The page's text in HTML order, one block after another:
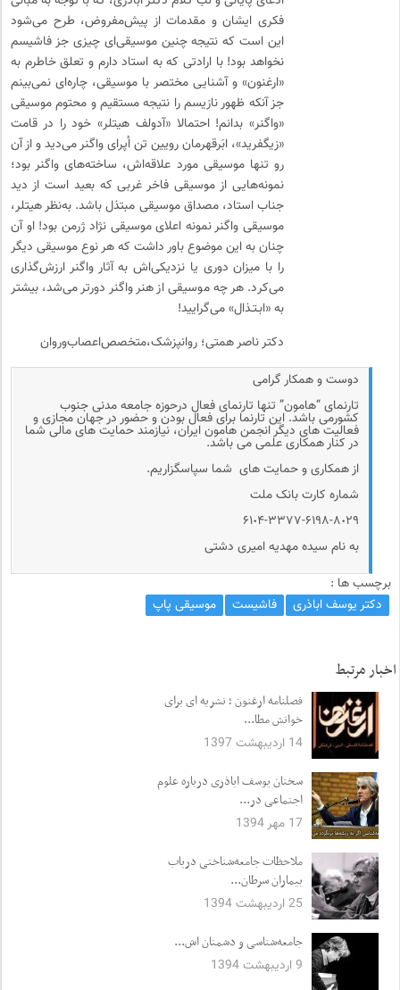
فکری ایشان و مقدمات از پیش‌مفروض، طرح می‌شود
این است که نتیجه چنین موسیقی‌ای چیزی جز فاشیسم
نخواهد بود! با ارادتی که به استاد دارم و تعلق خاطرم به
«ارغنون» و آشنایی مختصر با موسیقی، چاره‌ای نمی‌بینم
جز آنکه ظهور نازیسم را نتیجه مستقیم و محتوم موسیقی
«واگنر» بدانم! احتمالا «آدولف هیتلر» خود را در قامت
«زیگفرید»، ابَر‌قهرمان رویین تن اُپرای واگنر می‌دید و از آن
رو تنها موسیقی مورد علاقه‌اش، ساخته‌های واگنر بود؛
نمونه‌هایی از موسیقی فاخر غربی که بعید است از دید
جناب استاد، مصداق موسیقی مبتذل باشد. به‌نظر هیتلر،
موسیقی واگنر نمونه اعلای موسیقی نژاد ژرمن بود! او آن
چنان به این موضوع باور داشت که هر نوع موسیقی دیگر
را با میزان دوری یا نزدیکی‌اش به آثار واگنر ارزش‌گذاری
می‌کرد. هر چه موسیقی از هنر واگنر دورتر می‌شد، بیشتر
به «ابـتـذال» می‌گرایید!
دکتر ناصر همتی؛ روانپزشک،متخصص‌اعصاب‌و‌روان
دوست و همکار گرامی
تارنمای “هامون” تنها تارنمای فعال درحوزه جامعه مدنی جنوب
کشورمی باشد. این تارنما برای فعال بودن و حضور در جهان مجازی و
فعالیت های دیگر انجمن هامون ایران، نیازمند حمایت های مالی شما
در کنار همکاری علمی می باشد.
از همکاری و حمایت های شما سپاسگزاریم.
شماره کارت بانک ملت
۶۱٠۴-۳۳۷۷-۶۱۹۸-۸٠۲۹
به نام سیده مهدیه امیری دشتی
برچسب ها :
دکتر یوسف اباذری
فاشیست موسیقی پاپ
اخبار مرتبط
فصلنامه ارغنون ؛ نشریه ای برای
خوانش مطا...
14 اردیبهشت 1397
سخنان یوسف اباذری درباره علوم
اجتماعی در...
17 مهر 1394
ملاحظات جامعه‌شناختی درباب
بیماران سرطان...
25 اردیبهشت 1394
جامعه‌شناسی و دشمنان اش...
9 اردیبهشت 1394